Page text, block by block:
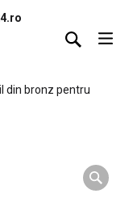
din bronz pentru